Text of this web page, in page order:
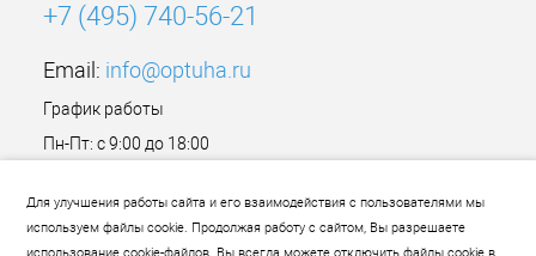
Для улучшения работы сайта и его взаимодействия с пользователями мы
используем файлы cookie. Продолжая работу с сайтом, Вы разрешаете
+7 (495) 740-56-21
Email: info@optuha.ru
График работы
Пн-Пт: с 9:00 до 18:00